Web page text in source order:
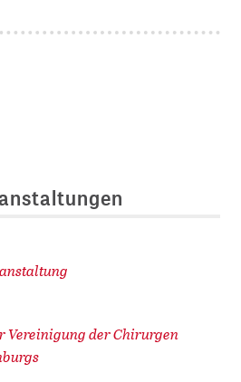
Vereinigung der Chirurgen